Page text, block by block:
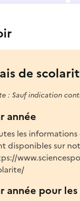
de
: Sauf indication
année
les
disponibles sur
année pour